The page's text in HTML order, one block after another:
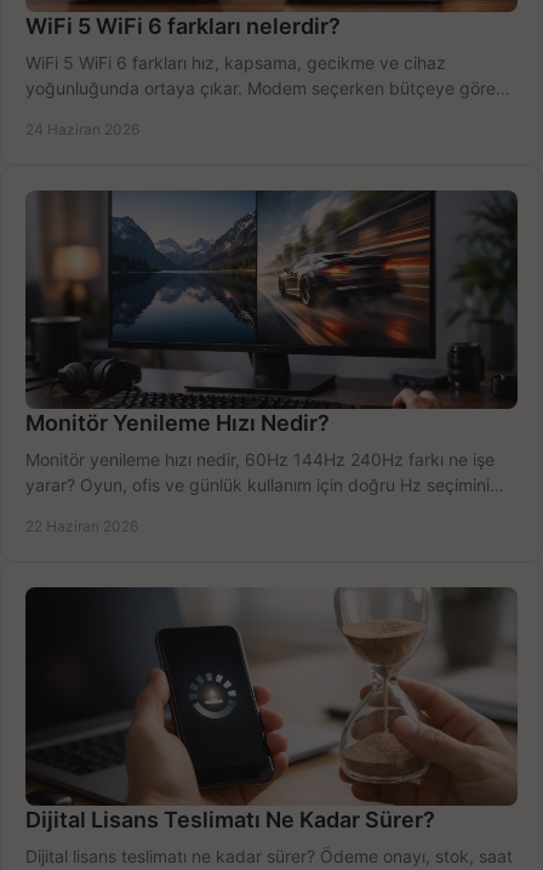
WiFi 5 WiFi 6 farkları nelerdir?
WiFi 5 WiFi 6 farkları hız, kapsama, gecikme ve cihaz
yoğunluğunda ortaya çıkar. Modem seçerken bütçeye göre
24 Haziran 2026
Monitör Yenileme Hızı Nedir?
Monitör yenileme hızı nedir, 60Hz 144Hz 240Hz farkı ne işe
yarar? Oyun, ofis ve günlük kullanım için doğru Hz seçimini
22 Haziran 2026
Dijital Lisans Teslimatı Ne Kadar Sürer?
Dijital lisans teslimatı ne kadar sürer? Ödeme onayı, stok, saat